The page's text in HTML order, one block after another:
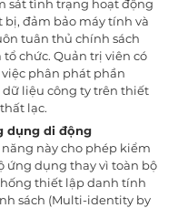
sát tình trạng hoạt động
bị, đảm bảo máy tính và
tuân thủ chính sách
tổ chức. Quản trị viên có
phân phát phần
dữ liệu công ty trên thiết
lạc.
dụng di động
năng này cho phép kiểm
ứng dụng thay vì toàn bộ
thiết lập danh tính
sách (Multi-identity by